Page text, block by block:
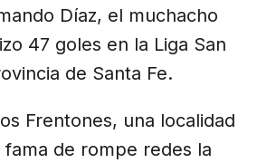
Díaz, el muchacho
47 goles en la Liga San
de Santa Fe.
Frentones, una localidad
fama de rompe redes la